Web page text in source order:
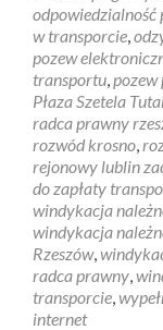
odpowiedzialność
w transporcie,
pozew
transportu,pozew
Płaza Szetela
radca prawny
rozwód krosno,
rejonowy lublin
do zapłaty
windykacja
windykacja
Rzeszów,
radca prawny,
transporcie,
internet